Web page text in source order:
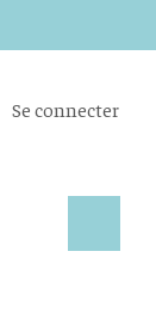
Se connecter